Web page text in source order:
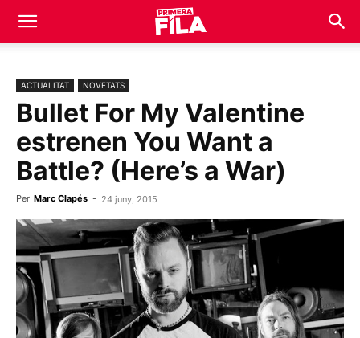
ACTUALITAT NOVETATS
Bullet For My Valentine
estrenen You Want a
Battle? (Here’s a War)
Per Marc Clapés - 24 juny, 2015